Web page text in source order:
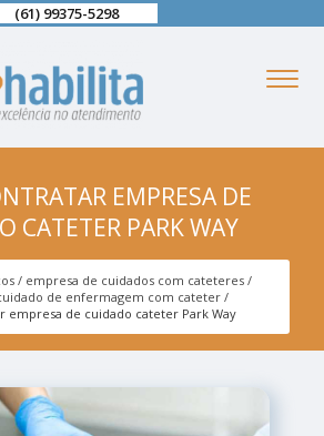
(61) 99375-5298
EMPRESA DE
CATETER PARK WAY
empresa de cuidados com cateteres
de enfermagem com cateter
empresa de cuidado cateter Park Way